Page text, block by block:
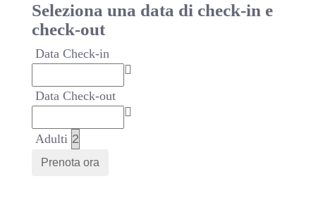
Seleziona una data di check-in e
check-out
Data Check-in
Data Check-out
Adulti